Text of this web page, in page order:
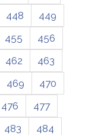
448
449
455
456
462
463
469
470
476
477
483
484